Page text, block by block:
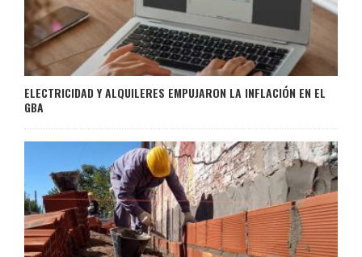
ELECTRICIDAD Y ALQUILERES EMPUJARON LA INFLACIÓN EN EL
GBA